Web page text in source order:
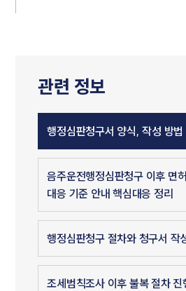
관련 정보
행정심판청구서 양식, 작성 방
음주운전행정심판청구 이후 면
대응 기준 안내 핵심대응 정리
행정심판청구 절차와 청구서 작
조세범칙조사 이후 불복 절차